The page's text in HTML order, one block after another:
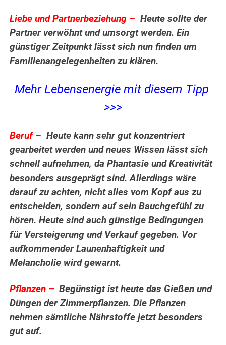
Liebe und Partnerbeziehung – Heute sollte der
Partner verwöhnt und umsorgt werden. Ein
günstiger Zeitpunkt lässt sich nun finden um
Familienangelegenheiten zu klären.
Mehr Lebensenergie mit diesem Tipp
>>>
Beruf– Heute kann sehr gut konzentriert
gearbeitet werden und neues Wissen lässt sich
schnell aufnehmen, da Phantasie und Kreativität
besonders ausgeprägt sind. Allerdings wäre
darauf zu achten, nicht alles vom Kopf aus zu
entscheiden, sondern auf sein Bauchgefühl zu
hören. Heute sind auch günstige Bedingungen
für Versteigerung und Verkauf gegeben. Vor
aufkommender Launenhaftigkeit und
Melancholie wird gewarnt.
Pflanzen – Begünstigt ist heute das Gießen und
Düngen der Zimmerpflanzen. Die Pflanzen
nehmen sämtliche Nährstoffe jetzt besonders
gut auf.